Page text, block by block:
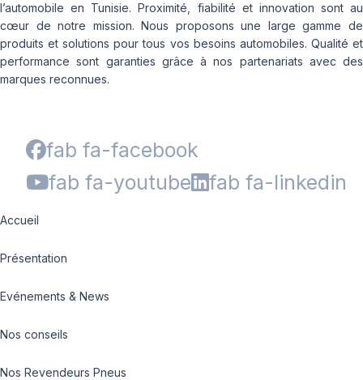
l’automobile en Tunisie. Proximité, fiabilité et innovation sont au
cœur de notre mission. Nous proposons une large gamme de
produits et solutions pour tous vos besoins automobiles. Qualité et
performance sont garanties grâce à nos partenariats avec des
marques reconnues.
fab fa-facebook
fab fa-youtube
fab fa-linkedin
Accueil
Présentation
Evénements & News
Nos conseils
Nos Revendeurs Pneus